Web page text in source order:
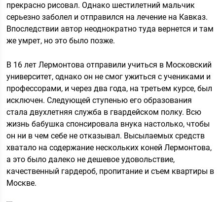
прекрасно рисовал. Однако шестилетний мальчик
серьезно заболел и отправился на лечение на Кавказ.
Впоследствии автор неоднократно туда вернется и там
же умрет, но это было позже.
В 16 лет Лермонтова отправили учиться в Московский
университет, однако он не смог ужиться с учениками и
профессорами, и через два года, на третьем курсе, был
исключен. Следующей ступенью его образования
стала двухлетняя служба в гвардейском полку. Всю
жизнь бабушка спонсировала внука настолько, чтобы
он ни в чем себе не отказывал. Высылаемых средств
хватало на содержание нескольких коней Лермонтова,
а это было далеко не дешевое удовольствие,
качественный гардероб, пропитание и съем квартиры в
Москве.